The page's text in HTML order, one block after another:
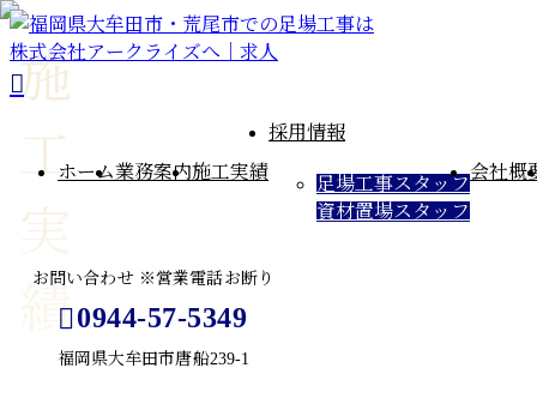
ホーム業務案内施工実績
採用情報
足場工事スタッフ
資材置場スタッフ
会社概
お問い合わせ ※営業電話お断り
0944-57-5349
福岡県大牟田市唐船239-1
施
工
実
績